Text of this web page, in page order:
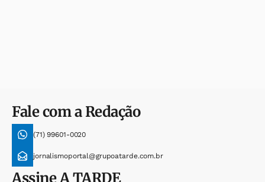
Fale com a Redação
(71) 99601-0020
jornalismoportal@grupoatarde.com.br
AssineA TARDE